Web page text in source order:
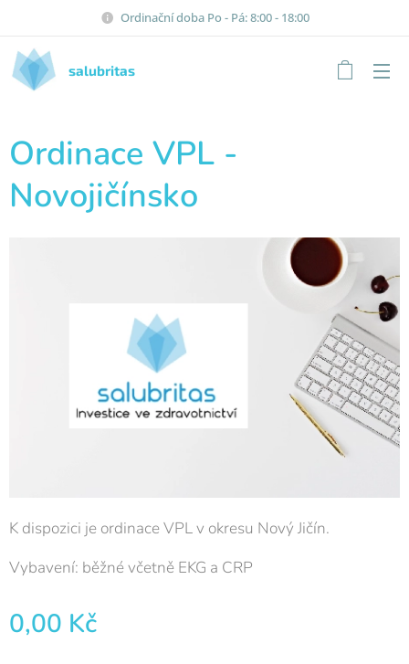
Ordinační doba Po - Pá: 8:00 - 18:00
salubritas
Ordinace VPL -
Novojičínsko
K dispozici je ordinace VPL v okresu Nový Jičín.
Vybavení: běžné včetně EKG a CRP
0,00 Kč